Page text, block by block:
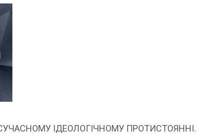
ІДЕОЛОГІЧНОМУ ПРОТИСТОЯННІ.